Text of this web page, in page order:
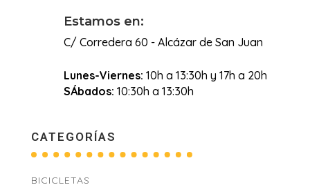
Estamos en:
C/ Corredera 60 - Alcázar de San Juan
Lunes-Viernes: 10h a 13:30h y 17h a 20h
SÁbados: 10:30h a 13:30h
CATEGORÍAS
BICICLETAS